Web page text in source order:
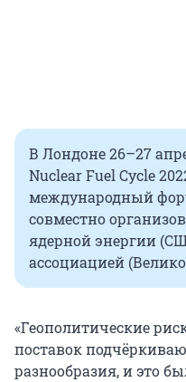
В Лондоне 26–27
Nuclear Fuel Cycle
международный
совместно
ядерной энергии
ассоциацией
«Геополитические
поставок
разнообразия, и это